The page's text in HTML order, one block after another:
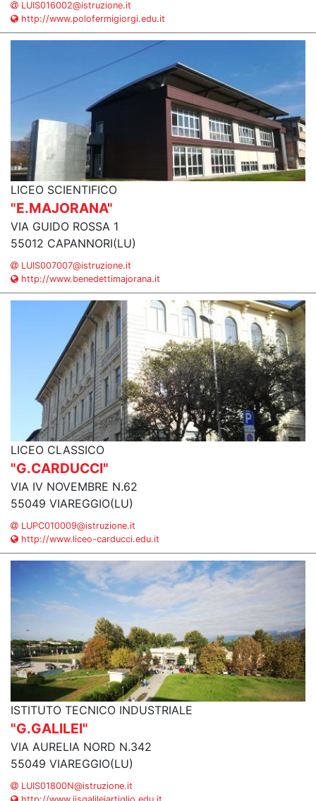
LUIS016002@istruzione.it
http://www.polofermigiorgi.edu.it
LICEO SCIENTIFICO
"E.MAJORANA"
VIA GUIDO ROSSA 1
55012 CAPANNORI(LU)
LUIS007007@istruzione.it
http://www.benedettimajorana.it
LICEO CLASSICO
"G.CARDUCCI"
VIA IV NOVEMBRE N.62
55049 VIAREGGIO(LU)
LUPC010009@istruzione.it
http://www.liceo-carducci.edu.it
ISTITUTO TECNICO INDUSTRIALE
"G.GALILEI"
VIA AURELIA NORD N.342
55049 VIAREGGIO(LU)
LUIS01800N@istruzione.it